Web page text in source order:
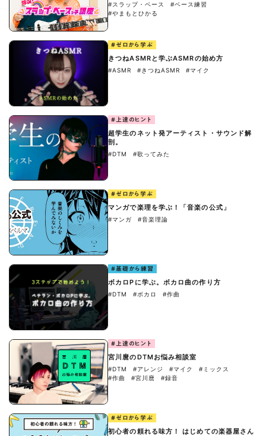
#スラップ・ベース
#ベース練習
#やまもとひかる
#ゼロから学ぶ
きつねASMRと学ぶASMRの始め方
#ASMR #きつねASMR #マイク
#上達のヒント
超学生のネット発アーティスト・サウンド解
剖。
#DTM #歌ってみた
#ゼロから学ぶ
マンガで楽理を学ぶ！「音楽の公式」
#マンガ #音楽理論
#基礎から練習
ボカロPに学ぶ。ボカロ曲の作り方
#DTM #ボカロ #作曲
#上達のヒント
宮川麿のDTMお悩み相談室
#DTM #アレンジ #マイク
#ミックス
#作曲
#宮川麿 #録音
#ゼロから学ぶ
初心者の頼れる味方！ はじめての楽器屋さん